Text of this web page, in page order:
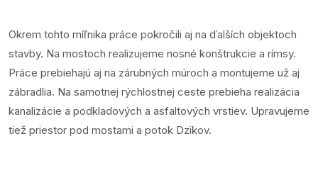
Okrem tohto míľnika práce pokročili aj na ďalších objektoch
stavby. Na mostoch realizujeme nosné konštrukcie a rímsy.
Práce prebiehajú aj na zárubných múroch a montujeme už aj
zábradlia. Na samotnej rýchlostnej ceste prebieha realizácia
kanalizácie a podkladových a asfaltových vrstiev. Upravujeme
tiež priestor pod mostami a potok Dzikov.